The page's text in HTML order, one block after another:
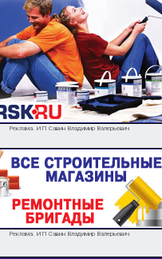
Реклама. ИП Савин Владимир Валерьевич
Реклама. ИП Савин Владимир Валерьевич